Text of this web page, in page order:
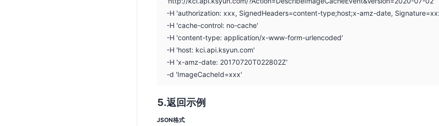
-H 'authorization: xxx, SignedHeaders=content-type;host;x-amz-date,
-H 'cache-control: no-cache'
-H 'content-type: application/x-www-form-urlencoded'
-H 'host: kci.api.ksyun.com'
-H 'x-amz-date: 20170720T022802Z'
-d 'ImageCacheId=xxx'
返回示例
JSON格式